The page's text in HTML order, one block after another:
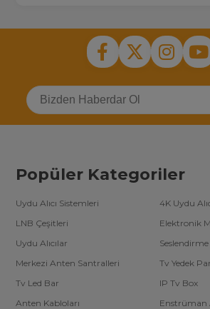
Popüler Kategoriler
Uydu Alıcı Sistemleri
4K Uydu
LNB Çeşitleri
Elektronik
Uydu Alıcılar
Merkezi Anten Santralleri
Tv Yedek
Tv Led Bar
IP Tv Box
Anten Kabloları
Enstrüman